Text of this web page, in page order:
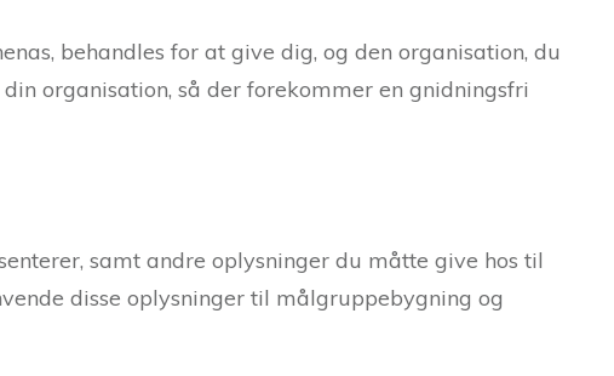
behandles for at give dig, og den organisation, du
organisation, så der forekommer en gnidningsfri
samt andre oplysninger du måtte give hos til
disse oplysninger til målgruppebygning og